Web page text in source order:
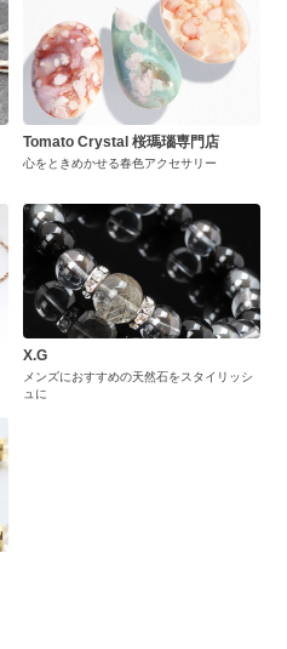
Tomato Crystal 桜瑪瑙専門店
心をときめかせる春色アクセサリー
X.G
メンズにおすすめの天然石をスタイリッシ
ュに